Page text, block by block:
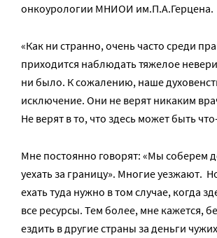
онкоурологии МНИОИ им.П.А.Герцена.
«Как ни странно, очень часто среди
приходится наблюдать тяжелое
ни было. К сожалению, наше
исключение. Они не верят никаким
Не верят в то, что здесь может быть
Мне постоянно говорят: «Мы соберем
уехать за границу». Многие уезжают.
ехать туда нужно в том случае, когда
все ресурсы. Тем более, мне кажется,
ездить в другие страны за деньги